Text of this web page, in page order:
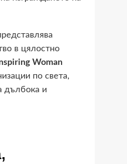
в цялостно
Woman
по света,
дълбока и